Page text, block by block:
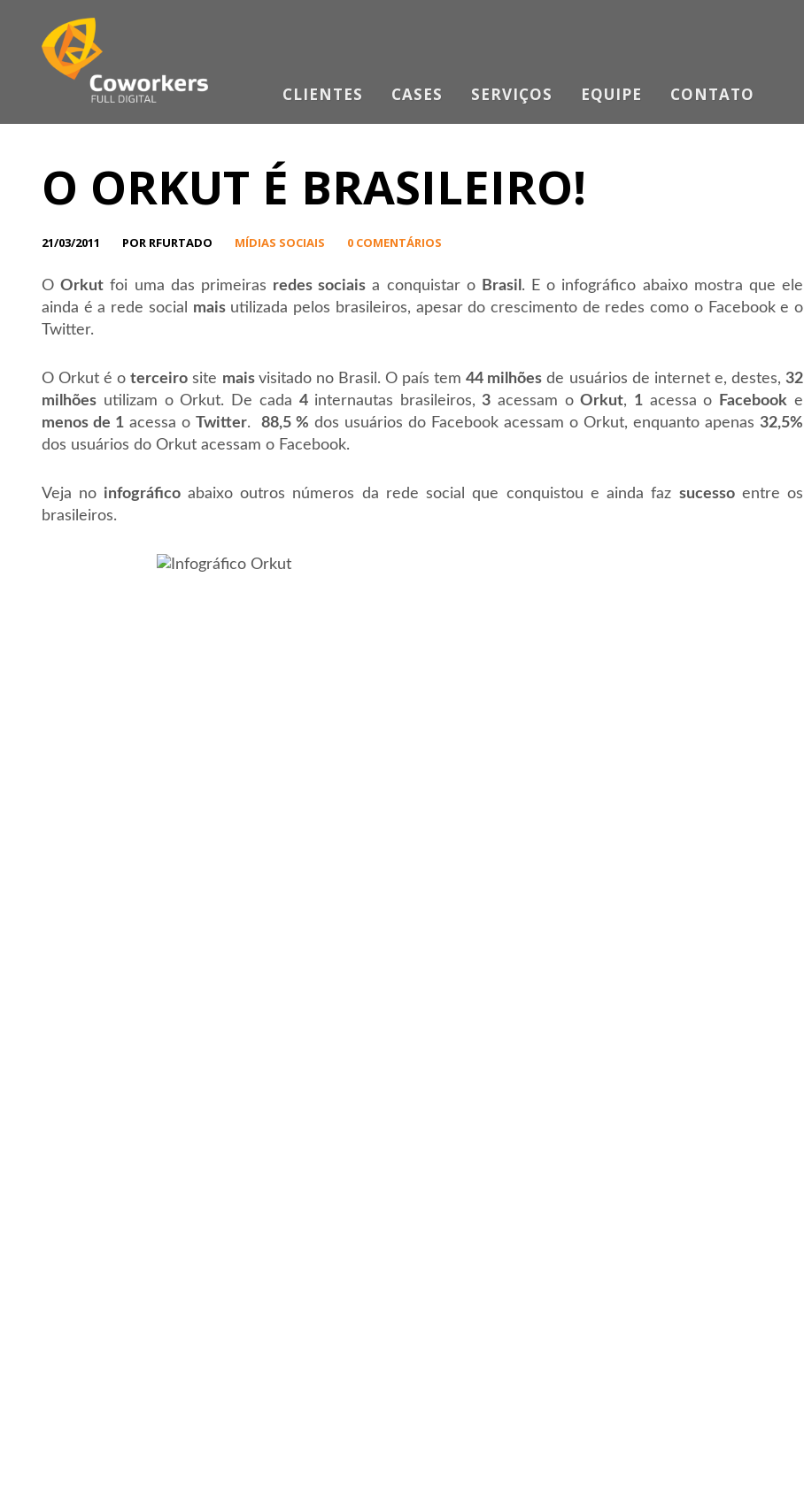
CLIENTES CASES SERVIÇOS EQUIPE CONTATO
O ORKUT É BRASILEIRO!
21/03/2011 POR RFURTADO MÍDIAS SOCIAIS 0 COMENTÁRIOS
OOrkut foi uma das primeiras redes sociais a conquistar o Brasil . E o infográfico abaixo mostra que ele
ainda é a rede social maisutilizada pelos brasileiros, apesar do crescimento de redes como o Facebook e o
Twitter.
O Orkut é oterceiro site mais visitado no Brasil. O país tem44 milhões de usuários de internet e, destes, 32
milhões utilizam o Orkut. De cada 4 internautas brasileiros, 3 acessam o Orkut, 1acessa o Facebook e
menos de 1 acessa o Twitter. 88,5 % dos usuários do Facebook acessam o Orkut, enquanto apenas 32,5%
dos usuários do Orkut acessam o Facebook.
Veja no infográficoabaixo outros números da rede social que conquistou e ainda faz sucessoentre os
brasileiros.